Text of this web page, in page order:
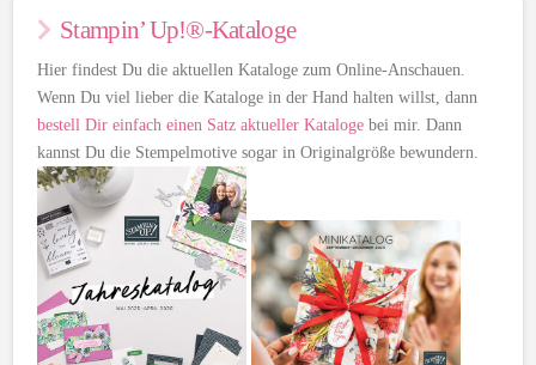
Stampin’ Up!®-Kataloge
Hier findest Du die aktuellen Kataloge zum Online-Anschauen.
Wenn Du viel lieber die Kataloge in der Hand halten willst, dann
bestell Dir einfach einen Satz aktueller Kataloge bei mir. Dann
kannst Du die Stempelmotive sogar in Originalgröße bewundern.